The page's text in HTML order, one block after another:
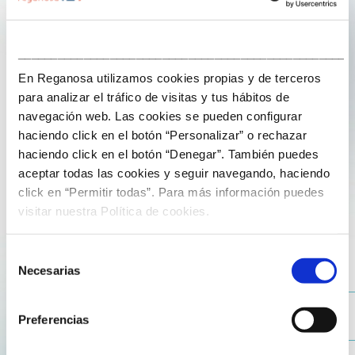
En Reganosa utilizamos cookies propias y de terceros
para analizar el tráfico de visitas y tus hábitos de
navegación web. Las cookies se pueden configurar
haciendo click en el botón “Personalizar” o rechazar
haciendo click en el botón “Denegar”. También puedes
aceptar todas las cookies y seguir navegando, haciendo
click en “Permitir todas”. Para más información puedes
visitar nuestra Política de cookies.
Necesarias
Preferencias
19 de junio de 2025
Business Breakfast en Alemania con
Jesús Losada y Pablo Aguiar
Desde Reganosa prestamos un servicio flexible y ágil a
nuestros clientes. Así lo recordábamos en el Business
Breakfast organizado en Frankfurt por la
Cámara Oficial
conDentons in Deutschland
Jesús
, responsable de desarrollo comercial, y